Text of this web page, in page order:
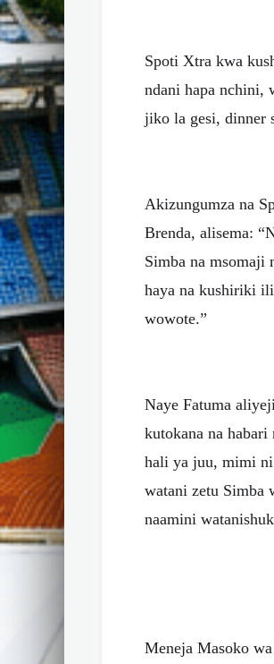
Spoti Xtra kwa
ndani hapa nchini,
jiko la gesi, dinner
Akizungumza na
Brenda, alisema:
Simba na msomaji
haya na kushiriki
wowote.”
Naye Fatuma
kutokana na
hali ya juu, mimi ni
watani zetu Simba
naamini
Meneja Masoko